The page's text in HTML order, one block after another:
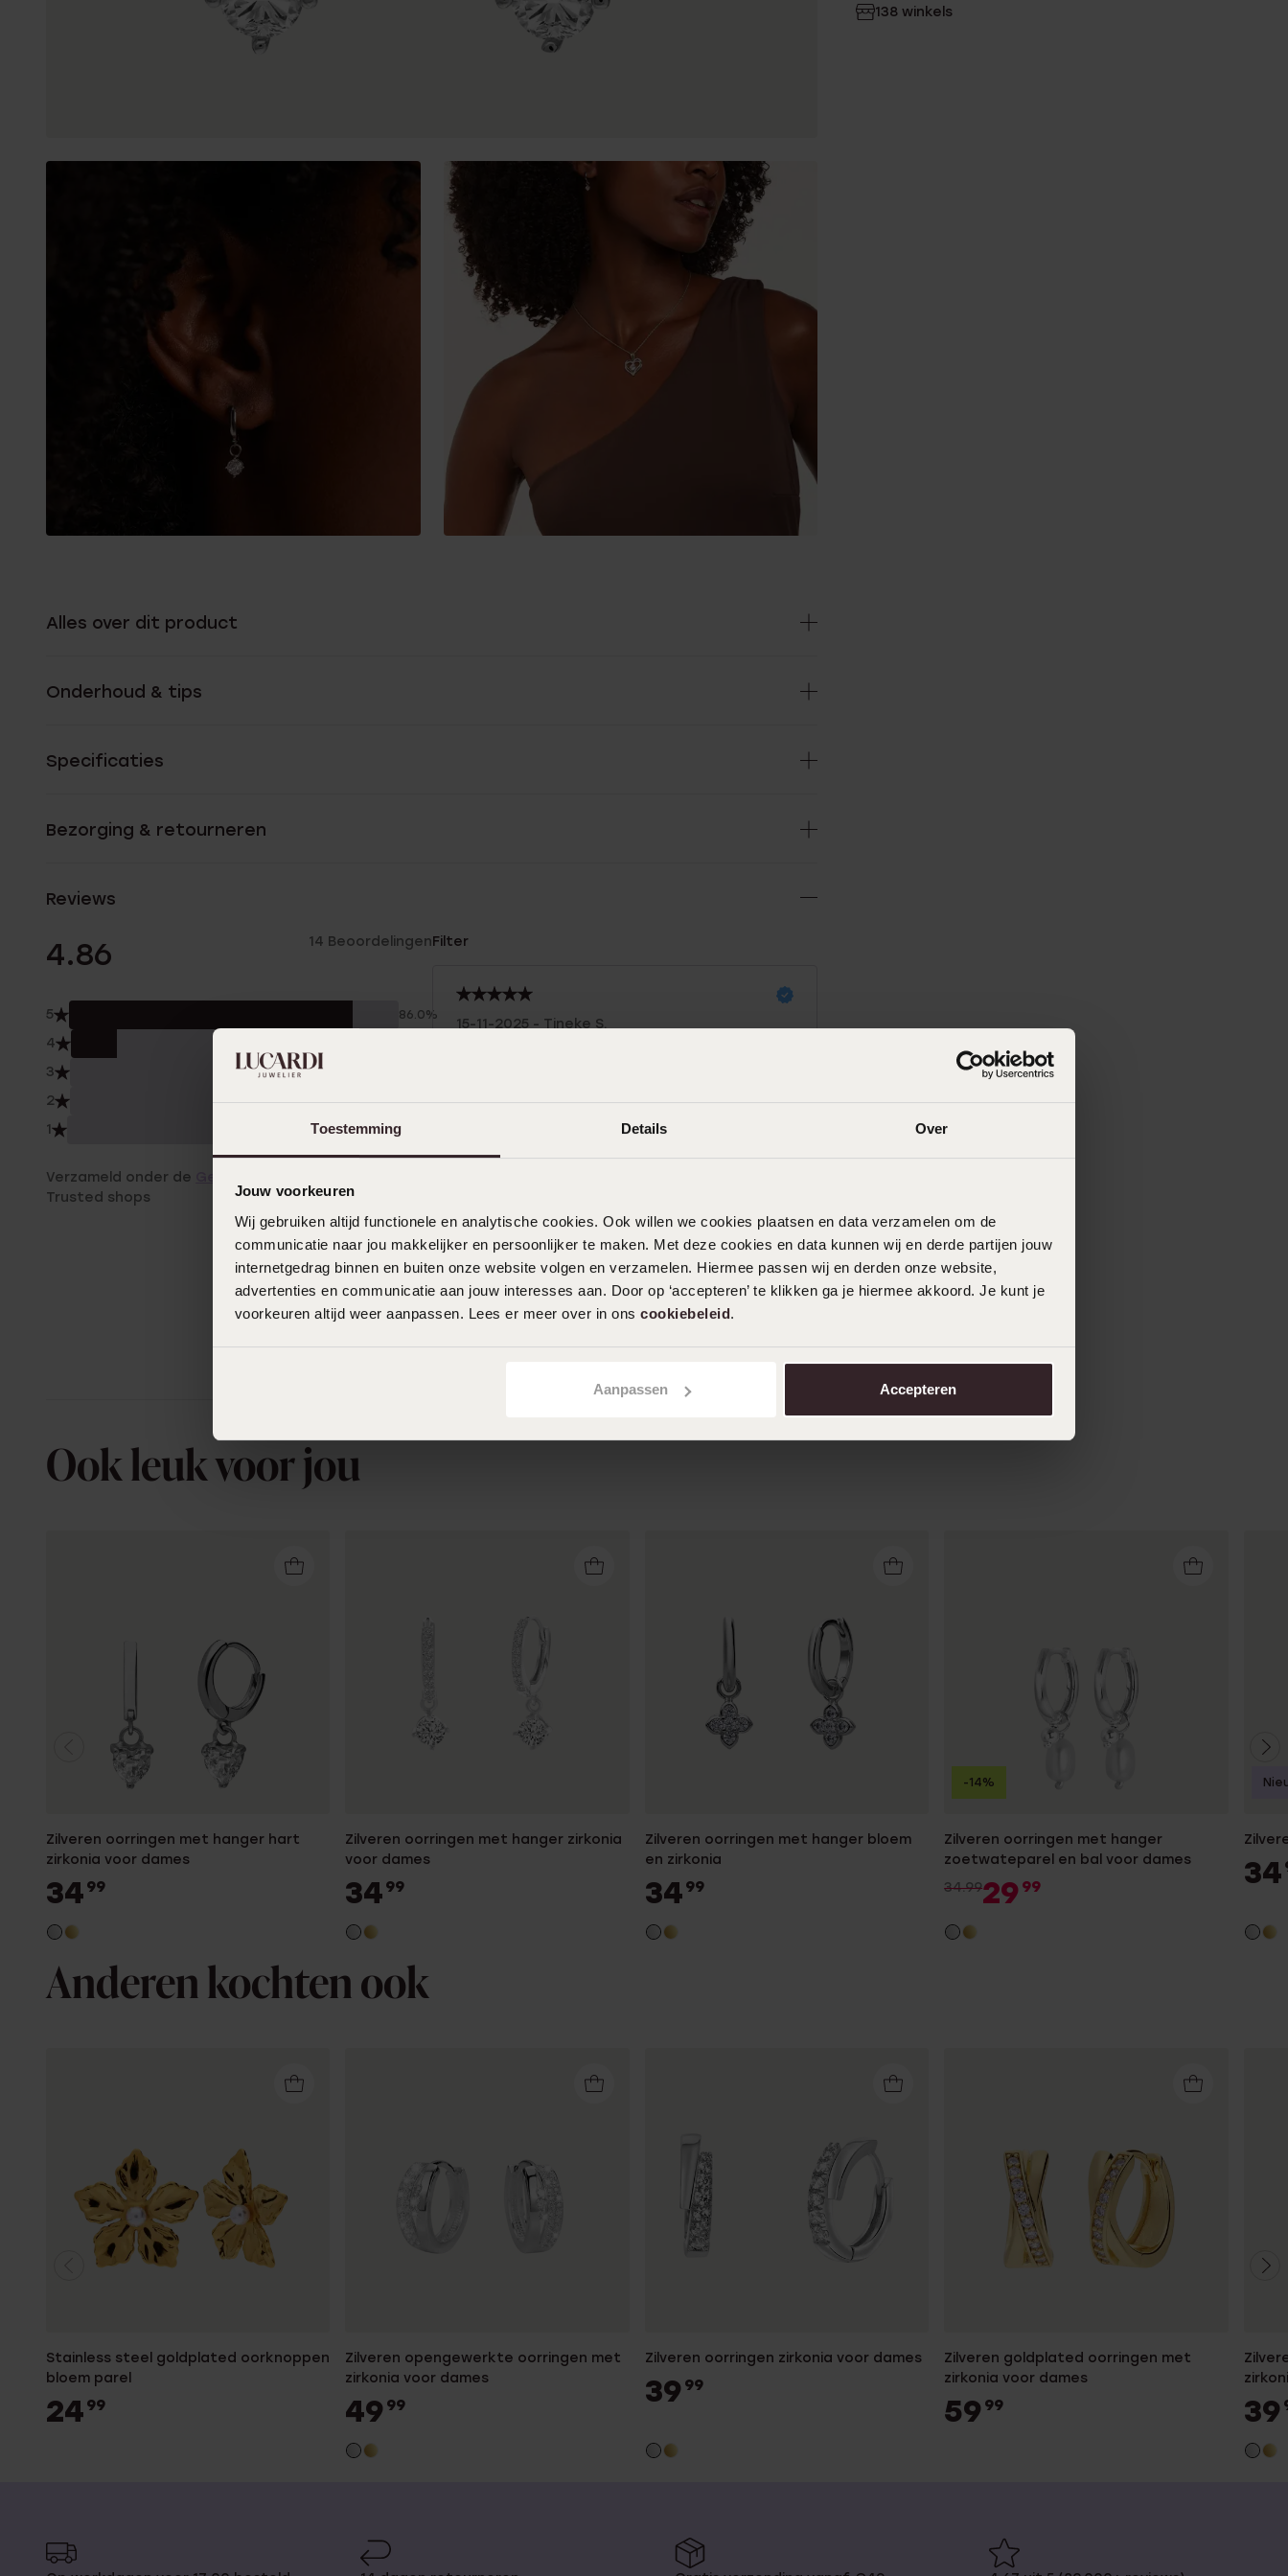
Toestemming Details Over
Jouw voorkeuren
Wij gebruiken altijd functionele en analytische cookies. Ook willen we cookies plaatsen en data verzamelen om de
communicatie naar jou makkelijker en persoonlijker te maken. Met deze cookies en data kunnen wij en derde partijen jouw
internetgedrag binnen en buiten onze website volgen en verzamelen. Hiermee passen wij en derden onze website,
advertenties en communicatie aan jouw interesses aan. Door op ‘accepteren’ te klikken ga je hiermee akkoord. Je kunt je
voorkeuren altijd weer aanpassen. Lees er meer over in ons cookiebeleid.
Aanpassen Accepteren
138 winkels
Alles over dit product
Onderhoud & tips
Specificaties
Bezorging & retourneren
Reviews
4.86 14 Beoordelingen
5 86.0%
4
3
2 0.0%
1 0.0%
Verzameld onder de
Trusted shops
Filter
15-11-2025 - Tineke S.
18-09-2025 - Angel
Ze zijn echt heel mooi en vriendelijk
geholpen en dan nog ook eens mooi
ingepakt
Toon meer
Ook leuk voor jou
Zilveren oorringen met hanger hart
zirkonia voor dames
34 99
Zilveren oorringen met hanger zirkonia
voor dames
34 99
Zilveren oorringen met hanger bloem
en zirkonia
34 99
Zilveren oorringen met hanger
zoetwateparel en bal voor dames
34.9929 99
-14%
34
Anderen kochten ook
Stainless steel goldplated oorknoppen
bloem parel
24 99
Zilveren opengewerkte oorringen met
zirkonia voor dames
49 99
Zilveren oorringen zirkonia voor dames
39 99
Zilveren goldplated oorringen met
zirkonia voor dames
59 99 39